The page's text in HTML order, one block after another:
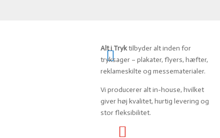

Alt i Tryktilbyder alt inden for
tryksager – plakater, flyers, hæfter,
reklameskilte og messematerialer.
Vi producerer alt in-house, hvilket
giver høj kvalitet, hurtig levering og
stor fleksibilitet.
